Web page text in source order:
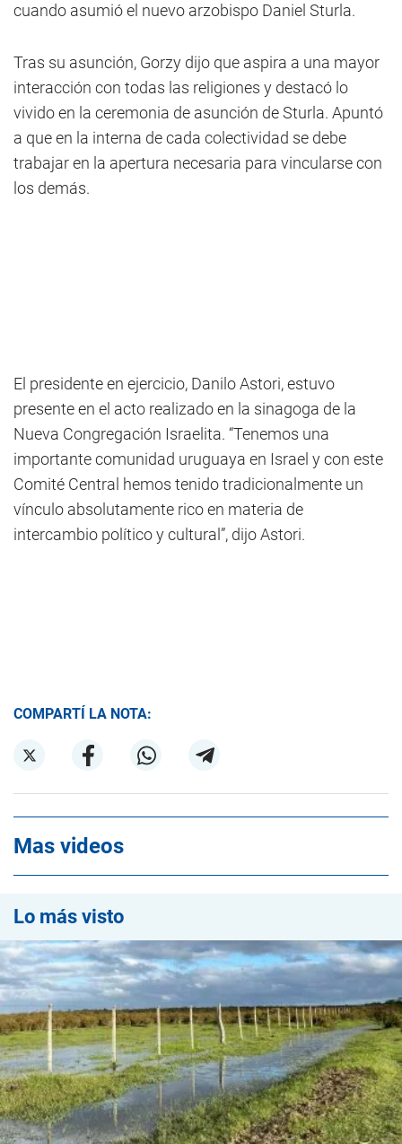
cuando asumió el nuevo arzobispo Daniel Sturla.
Tras su asunción, Gorzy dijo que aspira a una mayor
interacción con todas las religiones y destacó lo
vivido en la ceremonia de asunción de Sturla. Apuntó
a que en la interna de cada colectividad se debe
trabajar en la apertura necesaria para vincularse con
los demás.
El presidente en ejercicio, Danilo Astori, estuvo
presente en el acto realizado en la sinagoga de la
Nueva Congregación Israelita. “Tenemos una
importante comunidad uruguaya en Israel y con este
Comité Central hemos tenido tradicionalmente un
vínculo absolutamente rico en materia de
intercambio político y cultural”, dijo Astori.
COMPARTÍ LA NOTA:
Mas videos
Lo más visto